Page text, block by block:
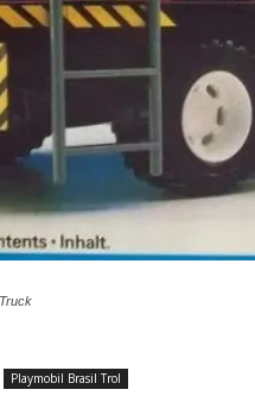
Playmobil Brasil Trol